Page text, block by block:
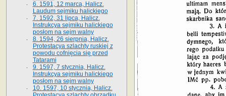
6. 1591, 12 marca, Halicz.
Laudum sejmiku halickiego
7. 1592, 31 lipca, Halicz.
Instrukcya sejmiku halickiego
posłom na sejm walny
8. 1594, 26 sierpnia, Halicz.
Protestacya szlachty ruskiej z
powodu cofnięcia się przed
Tatarami
9. 1597, 7 stycznia, Halicz.
Instrukcya sejmiku halickiego
posłom na sejm walny
10. 1597, 10 stycznia, Halicz.